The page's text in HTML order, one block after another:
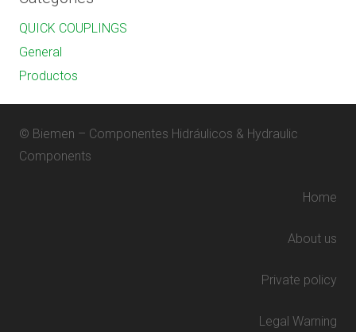
QUICK COUPLINGS
General
Productos
© Biemen – Componentes Hidráulicos & Hydraulic
Components
Home
About us
Private policy
Legal Warning